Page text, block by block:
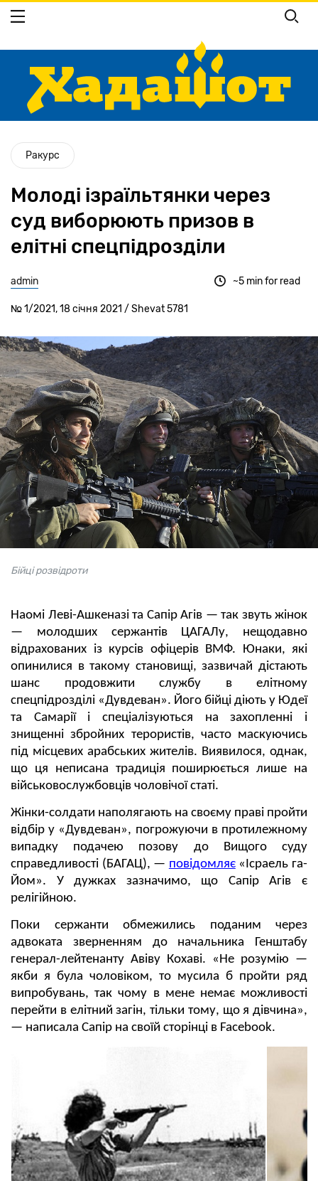
Перейти
основного
Ракурс
Молоді ізраїльтянки через
суд виборюють призов в
елітні спецпідрозділи
admin
№ 1/2021, 18 січня 2021 / Shevat 5781
~5 min for read
Бійці розвідроти
Наомі Леві-Ашкеназі та Сапір Агів — так звуть жінок
— молодших сержантів ЦАГАЛу, нещодавно
відрахованих із курсів офіцерів ВМФ. Юнаки, які
опинилися в такому становищі, зазвичай дістають
шанс продовжити службу в елітному
спецпідрозділі «Дувдеван». Його бійці діють у Юдеї
та Самарії і спеціалізуються на захопленні і
знищенні збройних терористів, часто маскуючись
під місцевих арабських жителів. Виявилося, однак,
що ця неписана традиція поширюється лише на
військовослужбовців чоловічої статі.
Жінки-солдати наполягають на своєму праві пройти
відбір у «Дувдеван», погрожуючи в протилежному
випадку подачею позову до Вищого суду
справедливості (БАГАЦ), — повідомляє«Ісраель га-
Йом». У дужках зазначимо, що Сапір Агів є
релігійною.
Поки сержанти обмежились поданим через
адвоката зверненням до начальника Генштабу
генерал-лейтенанту Авіву Кохаві. «Не розумію —
якби я була чоловіком, то мусила б пройти ряд
випробувань, так чому в мене немає можливості
перейти в елітний загін, тільки тому, що я дівчина»,
— написала Сапір на своїй сторінці в Facebook.